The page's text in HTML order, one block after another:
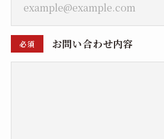
必須 お問い合わせ内容